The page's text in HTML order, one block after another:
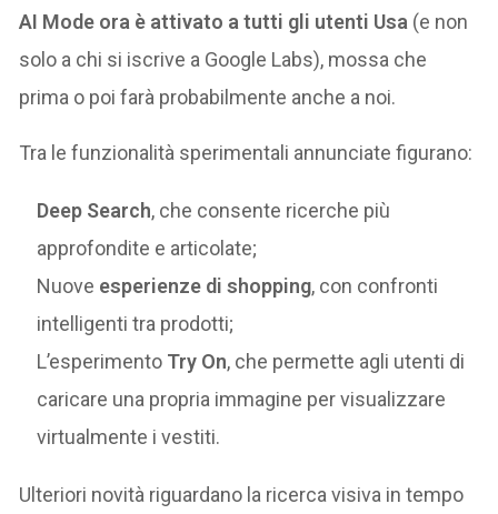
AI Mode ora è attivato a tutti gli utenti Usa (e non
solo a chi si iscrive a Google Labs), mossa che
prima o poi farà probabilmente anche a noi.
Tra le funzionalità sperimentali annunciate figurano:
Deep Search, che consente ricerche più
approfondite e articolate;
Nuove esperienze di shopping, con confronti
intelligenti tra prodotti;
L’esperimento Try On, che permette agli utenti di
caricare una propria immagine per visualizzare
virtualmente i vestiti.
Ulteriori novità riguardano la ricerca visiva in tempo